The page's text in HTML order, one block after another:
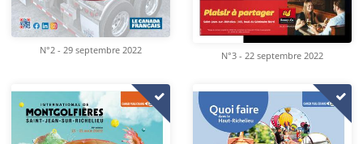
N°2 - 29 septembre 2022
N°3 - 22 septembre 2022